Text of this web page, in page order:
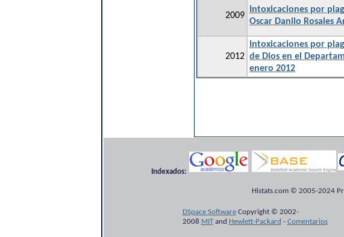
2009
Intoxicaciones por
Oscar Danilo Rosales
2012
Intoxicaciones por
de Dios en el
enero 2012
Indexados:
Histats.com © 2005-2024
DSpace SoftwareCopyright © 2002-
2008 MITand Hewlett-Packard - Comentarios